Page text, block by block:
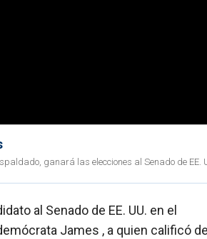
ganará las elecciones al Senado de EE.
al Senado de EE. UU. en el
James , a quien calificó de